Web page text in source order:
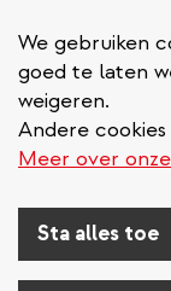
We gebruiken
goed te laten
weigeren.
Andere
Meer over
Sta alles toe